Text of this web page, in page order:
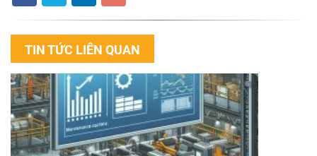
TIN TỨC LIÊN QUAN